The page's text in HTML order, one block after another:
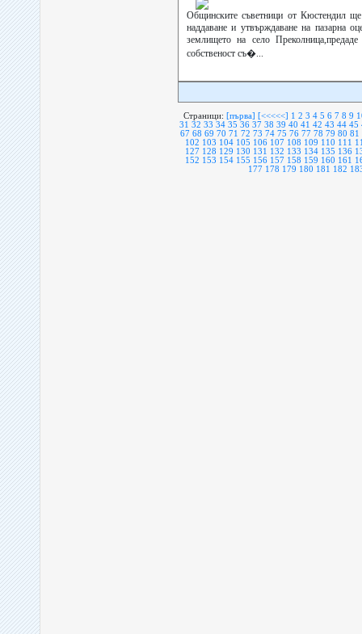
Общинските съветници от Кюстендил ще
наддаване и утвърждаване на пазарна
землището на село
собственост съ�...
Страници: [първа] [<<<<<] 1 2 3 4 5 6 7 8 9
31 32 33 34 35 36 37 38 39 40 41 42 43 44 45
67 68 69 70 71 72 73 74 75 76 77 78 79 80 81
102 103 104 105 106 107 108 109 110 111
127 128 129 130 131 132 133 134 135 136
152 153 154 155 156 157 158 159 160 161
177 178 179 180 181 182